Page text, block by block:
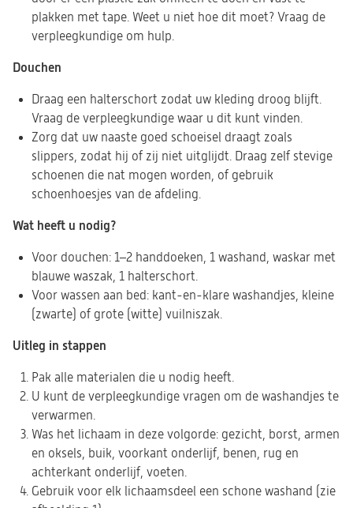
plakken met tape. Weet u niet hoe dit moet? Vraag de
verpleegkundige om hulp.
Douchen
Draag een halterschort zodat uw kleding droog blijft.
Vraag de verpleegkundige waar u dit kunt vinden.
Zorg dat uw naaste goed schoeisel draagt zoals
slippers, zodat hij of zij niet uitglijdt. Draag zelf stevige
schoenen die nat mogen worden, of gebruik
schoenhoesjes van de afdeling.
Wat heeft u nodig?
Voor douchen: 1–2 handdoeken, 1 washand, waskar met
blauwe waszak, 1 halterschort.
Voor wassen aan bed: kant-en-klare washandjes, kleine
(zwarte) of grote (witte) vuilniszak.
Uitleg in stappen
Pak alle materialen die u nodig heeft.
U kunt de verpleegkundige vragen om de washandjes te
verwarmen.
Was het lichaam in deze volgorde: gezicht, borst, armen
en oksels, buik, voorkant onderlijf, benen, rug en
achterkant onderlijf, voeten.
Gebruik voor elk lichaamsdeel een schone washand (zie